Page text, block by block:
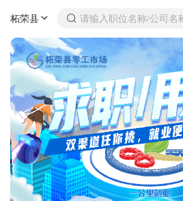
柘荣县 请输入职位名称/公司名